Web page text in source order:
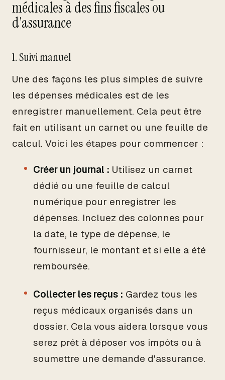
médicales à des fins fiscales ou
d'assurance
1. Suivi manuel
Une des façons les plus simples de suivre
les dépenses médicales est de les
enregistrer manuellement. Cela peut être
fait en utilisant un carnet ou une feuille de
calcul. Voici les étapes pour commencer :
Créer un journal : Utilisez un carnet
dédié ou une feuille de calcul
numérique pour enregistrer les
dépenses. Incluez des colonnes pour
la date, le type de dépense, le
fournisseur, le montant et si elle a été
remboursée.
Collecter les reçus : Gardez tous les
reçus médicaux organisés dans un
dossier. Cela vous aidera lorsque vous
serez prêt à déposer vos impôts ou à
soumettre une demande d'assurance.